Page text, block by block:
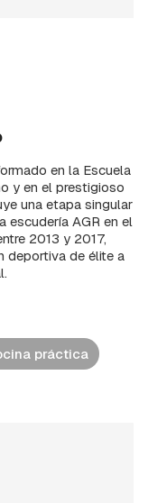
en la Escuela
y en el prestigioso
una etapa singular
escudería AGR en el
2013 y 2017,
deportiva de élite a
práctica